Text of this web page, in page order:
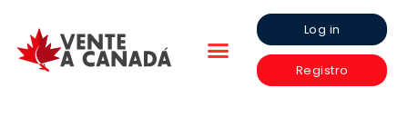
Log in
Registro